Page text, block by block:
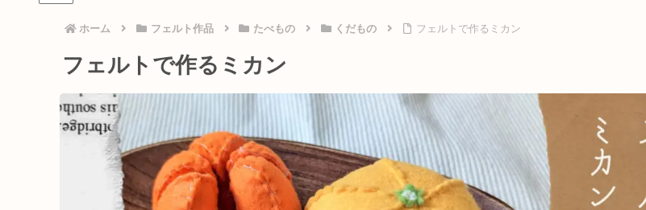
ホーム フェルト作品 たべもの くだもの フェルトで作るミカン
フェルトで作るミカン